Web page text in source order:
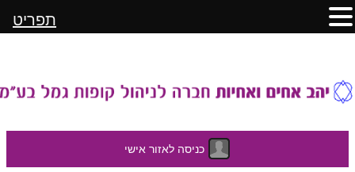
כניסה לאזור אישי
תפריט